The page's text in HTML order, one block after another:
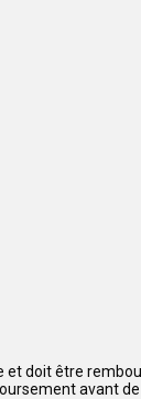
et doit être
avant de